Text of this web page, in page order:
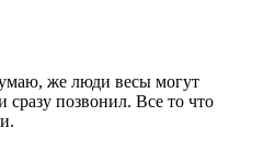
же люди весы могут
позвонил. Все то что